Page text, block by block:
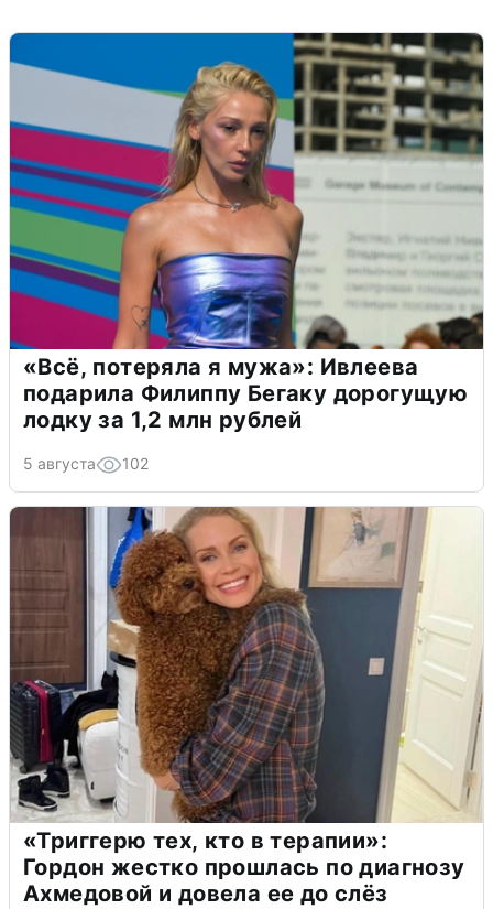
«Всё, потеряла я мужа»: Ивлеева
подарила Филиппу Бегаку дорогущую
лодку за 1,2 млн рублей
5 августа 102
«Триггерю тех, кто в терапии»:
Гордон жестко прошлась по диагнозу
Ахмедовой и довела ее до слёз